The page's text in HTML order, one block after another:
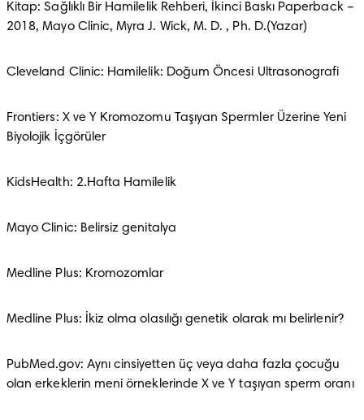
Kitap: Sağlıklı Bir Hamilelik Rehberi, İkinci Baskı Paperback –
2018, Mayo Clinic, Myra J. Wick, M. D. , Ph. D.(Yazar)
Cleveland Clinic: Hamilelik: Doğum Öncesi Ultrasonografi
Frontiers: X ve Y Kromozomu Taşıyan Spermler Üzerine Yeni
Biyolojik İçgörüler
KidsHealth: 2.Hafta Hamilelik
Mayo Clinic: Belirsiz genitalya
Medline Plus: Kromozomlar
Medline Plus: İkiz olma olasılığı genetik olarak mı belirlenir?
PubMed.gov: Aynı cinsiyetten üç veya daha fazla çocuğu
olan erkeklerin meni örneklerinde X ve Y taşıyan sperm oranı